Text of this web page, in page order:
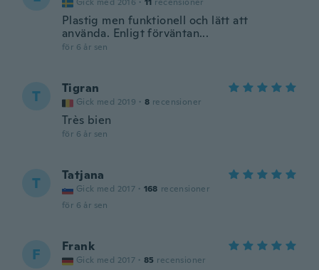
Plastig men funktionell och lätt att
använda. Enligt förväntan...
för 6 år sen
T Tigran
Gick med 2019 · 8 recensioner
Très bien
för 6 år sen
T Tatjana
Gick med 2017 · 168 recensioner
för 6 år sen
F Frank
Gick med 2017 · 85 recensioner